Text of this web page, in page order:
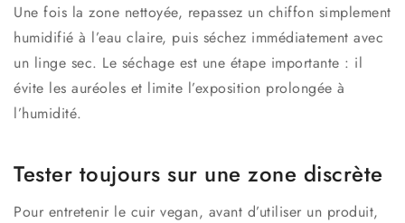
Une fois la zone nettoyée, repassez un chiffon simplement
humidifié à l’eau claire, puis séchez immédiatement avec
un linge sec. Le séchage est une étape importante : il
évite les auréoles et limite l’exposition prolongée à
l’humidité.
Tester toujours sur une zone discrète
Pour entretenir le cuir vegan, avant d’utiliser un produit,